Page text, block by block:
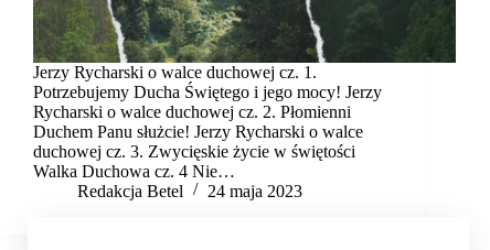
Jerzy Rycharski o walce duchowej cz. 1.
Potrzebujemy Ducha Świętego i jego mocy! Jerzy
Rycharski o walce duchowej cz. 2. Płomienni
Duchem Panu służcie! Jerzy Rycharski o walce
duchowej cz. 3. Zwycięskie życie w świętości
Walka Duchowa cz. 4 Nie…
Redakcja Betel
24 maja 2023